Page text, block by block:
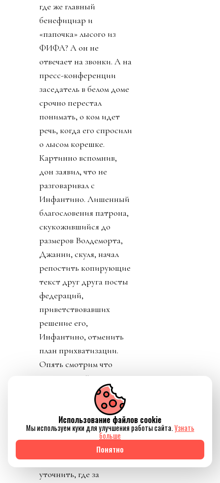
где же главный
бенефициар и
«папочка» лысого из
ФИФА? А он не
отвечает на звонки. А на
пресс-конференции
заседатель в белом доме
срочно перестал
понимать, о ком идет
речь, когда его спросили
о лысом корешке.
Картинно вспомнив,
дон заявил, что не
разговаривал с
Инфантино. Лишенный
благословения патрона,
скукожившийся до
размеров Волдеморта,
Джанни, скуля, начал
репостить копирующие
текст друг друга посты
федераций,
приветствовавших
решение его,
Инфантино, отменить
план прихватизации.
Опять смотрим что
такое «газлайтинг», а
равно и рассматриваем
подборку стран: Катар,
ОАЭ, Бутан, Шри
Ланка, Марокко.
Федерация футбола
Конго пришла тоже
уточнить, где за
Использование файлов cookie
Мы используем куки для улучшения работы сайта.Узнать
больше
Понятно